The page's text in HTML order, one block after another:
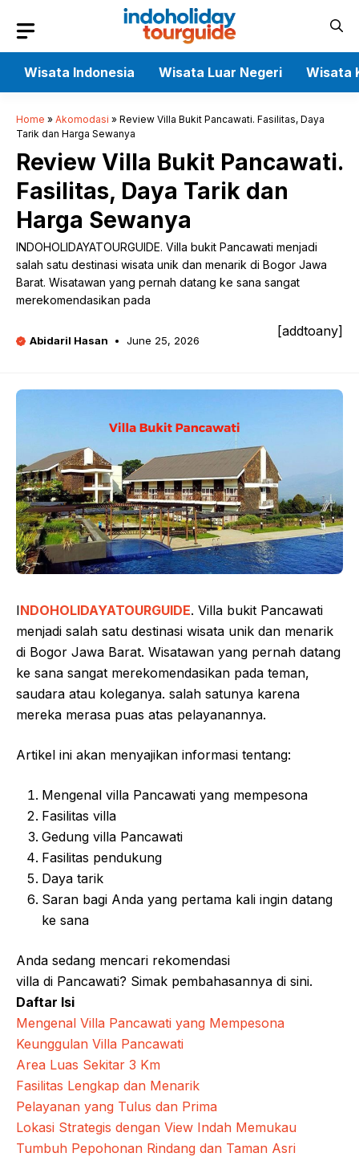
content
Wisata Indonesia
Wisata Luar Negeri Wisata
Home » Akomodasi » Review Villa Bukit Pancawati. Fasilitas, Daya
Tarik dan Harga Sewanya
Review Villa Bukit Pancawati.
Fasilitas, Daya Tarik dan
Harga Sewanya
INDOHOLIDAYATOURGUIDE. Villa bukit Pancawati menjadi
salah satu destinasi wisata unik dan menarik di Bogor Jawa
Barat. Wisatawan yang pernah datang ke sana sangat
merekomendasikan pada
Abidaril Hasan June 25, 2026
[addtoany]
INDOHOLIDAYATOURGUIDE. Villa bukit Pancawati
menjadi salah satu destinasi wisata unik dan menarik
di Bogor Jawa Barat. Wisatawan yang pernah datang
ke sana sangat merekomendasikan pada teman,
saudara atau koleganya. salah satunya karena
mereka merasa puas atas pelayanannya.
Artikel ini akan menyajikan informasi tentang:
Mengenal villa Pancawati yang mempesona
Fasilitas villa
Gedung villa Pancawati
Fasilitas pendukung
Daya tarik
Saran bagi Anda yang pertama kali ingin datang
ke sana
Anda sedang mencari rekomendasi
villa di Pancawati? Simak pembahasannya di sini.
Daftar Isi
Mengenal Villa Pancawati yang Mempesona
Keunggulan Villa Pancawati
Area Luas Sekitar 3 Km
Fasilitas Lengkap dan Menarik
Pelayanan yang Tulus dan Prima
Lokasi Strategis dengan View Indah Memukau
Tumbuh Pepohonan Rindang dan Taman Asri